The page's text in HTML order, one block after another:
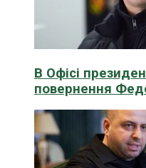
В Офісі
повернення